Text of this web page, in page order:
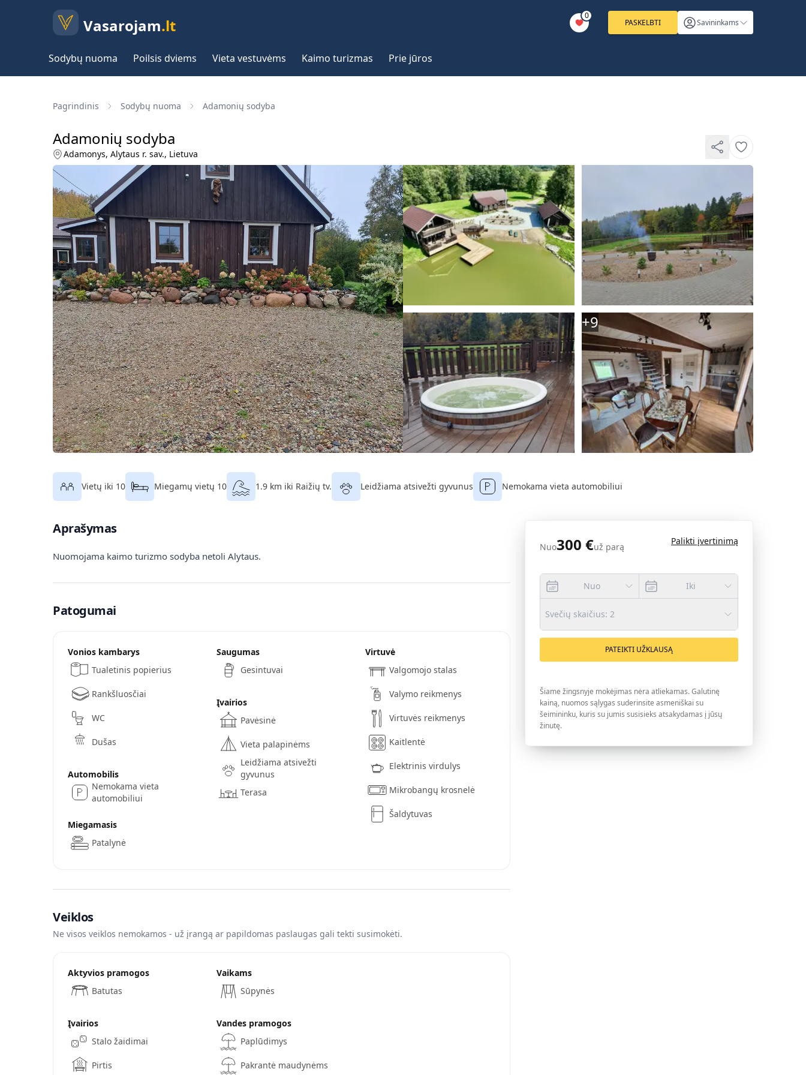
Vasarojam.lt
0
PASKELBTI Savininkams
Sodybų nuoma Poilsis dviems Vieta vestuvėms Kaimo turizmas Prie jūros
Pagrindinis Sodybų nuoma Adamonių sodyba
Adamonių sodyba
Adamonys, Alytaus r. sav., Lietuva
+9
Vietų iki 10 Miegamų vietų 10 1.9 km iki Raižių tv. Leidžiama atsivežti gyvunus Nemokama vieta automobiliui
Aprašymas
Nuomojama kaimo turizmo sodyba netoli Alytaus.
Patogumai
Vonios kambarys
Tualetinis popierius
Rankšluosčiai
WC
Dušas
Automobilis
Nemokama vieta
automobiliui
Miegamasis
Patalynė
Saugumas
Gesintuvai
Įvairios
Pavėsinė
Vieta palapinėms
Leidžiama atsivežti
gyvunus
Terasa
Virtuvė
Valgomojo stalas
Valymo reikmenys
Virtuvės reikmenys
Kaitlentė
Elektrinis virdulys
Mikrobangų krosnelė
Šaldytuvas
Veiklos
Ne visos veiklos nemokamos - už įrangą ar papildomas paslaugas gali tekti susimokėti.
Aktyvios pramogos
Batutas
Įvairios
Stalo žaidimai
Pirtis
Vaikams
Sūpynės
Vandes pramogos
Paplūdimys
Pakrantė maudynėms
Nuo300 €už parą
Palikti įvertinimą
Nuo Iki
Svečių skaičius: 2
PATEIKTI UŽKLAUSĄ
Šiame žingsnyje mokėjimas nėra atliekamas. Galutinę
kainą, nuomos sąlygas suderinsite asmeniškai su
šeimininku, kuris su jumis susisieks atsakydamas į jūsų
žinutę.